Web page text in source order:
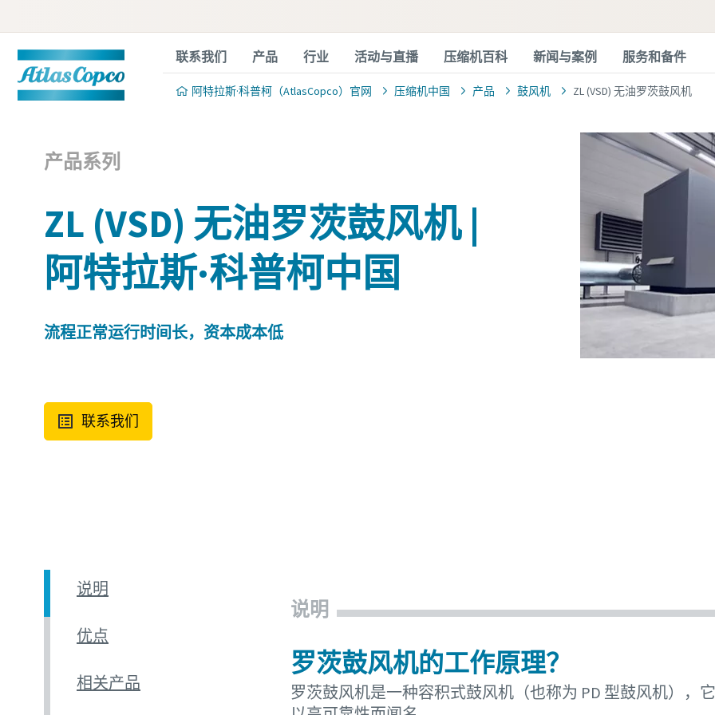
联系我们 产品 行业 活动与直播 压缩机百科 新闻与案例 服务和备件
阿特拉斯·科普柯（AtlasCopco）官网 压缩机中国 产品 鼓风机 ZL (VSD) 无油罗茨鼓风机
产品系列
ZL (VSD) 无油罗茨鼓风机 |
阿特拉斯·科普柯中国
流程正常运行时间长，资本成本低
联系我们
说明
优点
相关产品
说明
罗茨鼓风机的工作原理？
罗茨鼓风机是一种容积式鼓风机（也称为 PD 型鼓风机），它